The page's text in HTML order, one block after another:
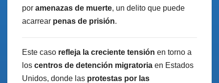
por amenazas de muerte, un delito que puede
acarrear penas de prisión.
Este caso refleja la creciente tensión en torno a
los centros de detención migratoria en Estados
Unidos, donde las protestas por las